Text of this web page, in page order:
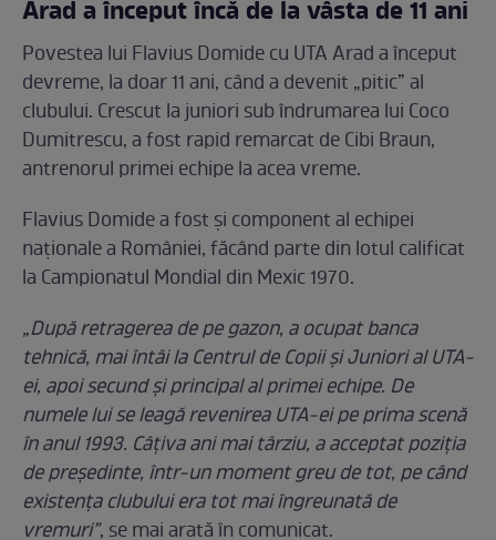
Arad a început încă de la vâsta de 11 ani
Povestea lui Flavius Domide cu UTA Arad a început
devreme, la doar 11 ani, când a devenit „pitic” al
clubului. Crescut la juniori sub îndrumarea lui Coco
Dumitrescu, a fost rapid remarcat de Cibi Braun,
antrenorul primei echipe la acea vreme.
Flavius Domide a fost şi component al echipei
naţionale a României, făcând parte din lotul calificat
la Campionatul Mondial din Mexic 1970.
„După retragerea de pe gazon, a ocupat banca
tehnică, mai întâi la Centrul de Copii şi Juniori al UTA-
ei, apoi secund şi principal al primei echipe. De
numele lui se leagă revenirea UTA-ei pe prima scenă
în anul 1993. Câţiva ani mai târziu, a acceptat poziţia
de preşedinte, într-un moment greu de tot, pe când
existenţa clubului era tot mai îngreunată de
vremuri”, se mai arată în comunicat.